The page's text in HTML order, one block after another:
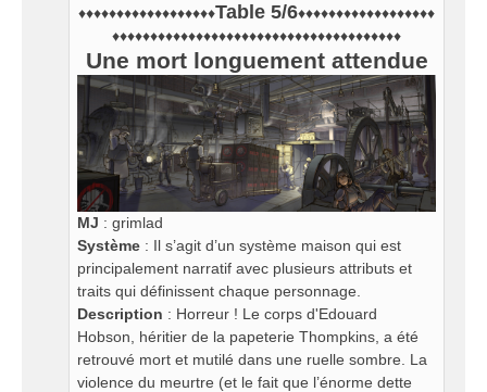
♦♦♦♦♦♦♦♦♦♦♦♦♦♦♦♦♦♦Table 5/6♦♦♦♦♦♦♦♦♦♦♦♦♦♦♦♦♦♦
♦♦♦♦♦♦♦♦♦♦♦♦♦♦♦♦♦♦♦♦♦♦♦♦♦♦♦♦♦♦♦♦♦♦♦♦♦♦
Une mort longuement attendue
MJ : grimlad
Système : Il s’agit d’un système maison qui est
principalement narratif avec plusieurs attributs et
traits qui définissent chaque personnage.
Description : Horreur ! Le corps d'Edouard
Hobson, héritier de la papeterie Thompkins, a été
retrouvé mort et mutilé dans une ruelle sombre. La
violence du meurtre (et le fait que l’énorme dette